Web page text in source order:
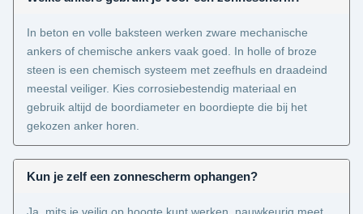
In beton en volle baksteen werken zware mechanische
ankers of chemische ankers vaak goed. In holle of broze
steen is een chemisch systeem met zeefhuls en draadeind
meestal veiliger. Kies corrosiebestendig materiaal en
gebruik altijd de boordiameter en boordiepte die bij het
gekozen anker horen.
Kun je zelf een zonnescherm ophangen?